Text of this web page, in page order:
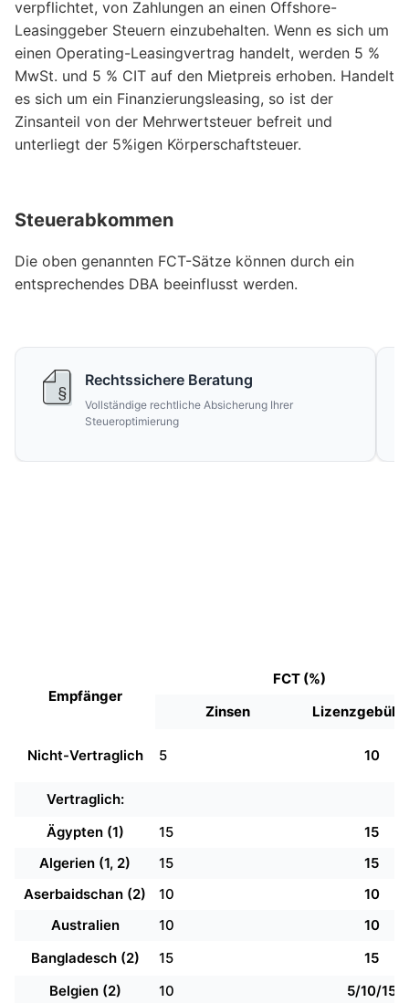
verpflichtet, von Zahlungen an einen Offshore-
Leasinggeber Steuern einzubehalten. Wenn es sich um
einen Operating-Leasingvertrag handelt, werden 5 %
MwSt. und 5 % CIT auf den Mietpreis erhoben. Handelt
es sich um ein Finanzierungsleasing, so ist der
Zinsanteil von der Mehrwertsteuer befreit und
unterliegt der 5%igen Körperschaftsteuer.
Steuerabkommen
Die oben genannten FCT-Sätze können durch ein
entsprechendes DBA beeinflusst werden.
Rechtssichere Beratung
Vollständige rechtliche Absicherung Ihrer
Steueroptimierung
Empfänger
FCT (%)
Zinsen
Nicht-Vertraglich 5 10
Vertraglich:
Ägypten (1)
15
15
Algerien (1, 2)
15
15
Aserbaidschan (2)
10
10
Australien
10
10
Bangladesch (2)
15
15
Belgien (2)
10
5/10/15